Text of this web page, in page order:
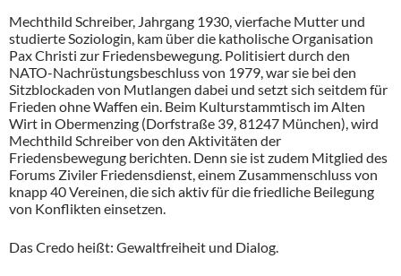
Mechthild Schreiber, Jahrgang 1930, vierfache Mutter und
studierte Soziologin, kam über die katholische Organisation
Pax Christi zur Friedensbewegung. Politisiert durch den
NATO-Nachrüstungsbeschluss von 1979, war sie bei den
Sitzblockaden von Mutlangen dabei und setzt sich seitdem für
Frieden ohne Waffen ein. Beim Kulturstammtisch im Alten
Wirt in Obermenzing (Dorfstraße 39, 81247 München), wird
Mechthild Schreiber von den Aktivitäten der
Friedensbewegung berichten. Denn sie ist zudem Mitglied des
Forums Ziviler Friedensdienst, einem Zusammenschluss von
knapp 40 Vereinen, die sich aktiv für die friedliche Beilegung
von Konflikten einsetzen.
Das Credo heißt: Gewaltfreiheit und Dialog.